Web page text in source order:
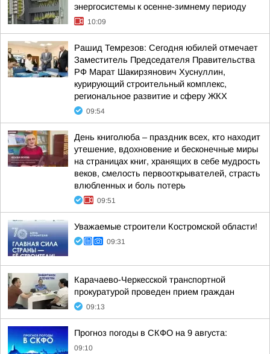
энергосистемы к осенне-зимнему периоду
10:09
Рашид Темрезов: Сегодня юбилей отмечает
Заместитель Председателя Правительства
РФ Марат Шакирзянович Хуснуллин,
курирующий строительный комплекс,
региональное развитие и сферу ЖКХ
09:54
День книголюба – праздник всех, кто находит
утешение, вдохновение и бесконечные миры
на страницах книг, хранящих в себе мудрость
веков, смелость первооткрывателей, страсть
влюбленных и боль потерь
09:51
Уважаемые строители Костромской области!
09:31
Карачаево-Черкесской транспортной
прокуратурой проведен прием граждан
09:13
Прогноз погоды в СКФО на 9 августа:
09:10